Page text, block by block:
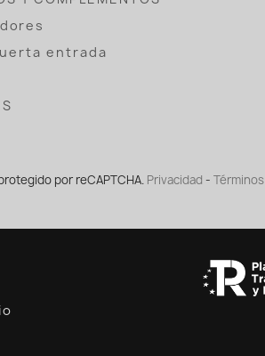
entrada
por reCAPTCHA. Privacidad - Términos